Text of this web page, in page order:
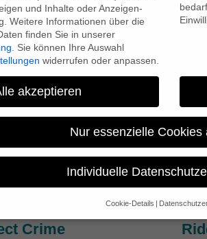
Crime
und Inhalte oder Anzeigen-
Weitere Informationen über die
finden Sie in unserer
Sie können Ihre Auswahl
widerrufen oder anpassen.
akzeptieren
Nur essenzielle Cookies
Individuelle
Cookie-Details